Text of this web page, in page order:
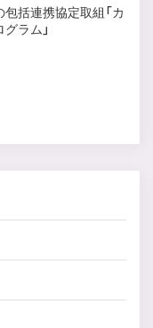
括連携協定取組「カ
ラム」